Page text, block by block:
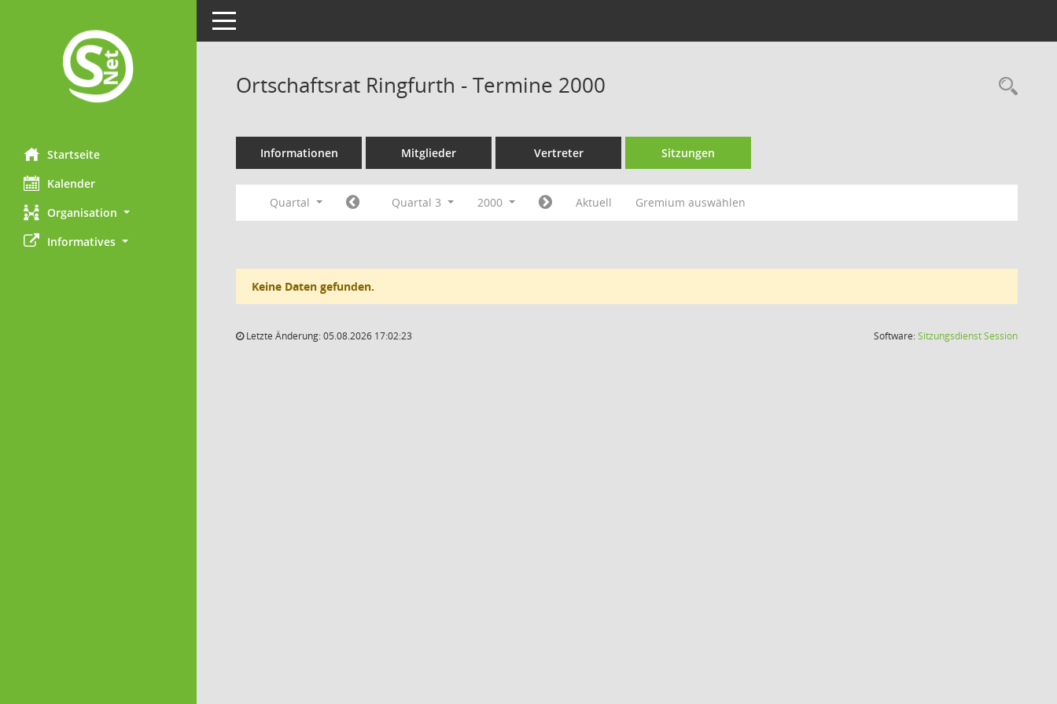
Startseite
Kalender
Organisation
Informatives
Toggle navigation
Ortschaftsrat Ringfurth - Termine 2000
Informationen Mitglieder Vertreter Sitzungen
Quartal Quartal 3 2000 Aktuell Gremium auswählen
Keine Daten gefunden.
Letzte Änderung: 05.08.2026 17:02:23 Software:SitzungsdienstSession(Wird in